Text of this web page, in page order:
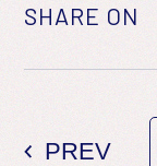
SHARE ON
PREV